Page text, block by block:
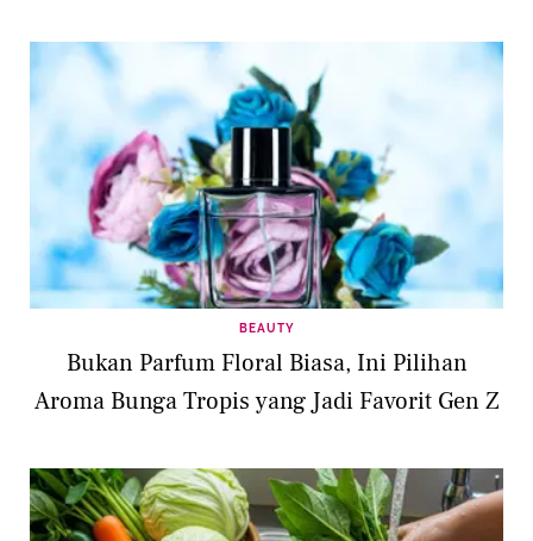
BEAUTY
Bukan Parfum Floral Biasa, Ini Pilihan
Aroma Bunga Tropis yang Jadi Favorit Gen Z